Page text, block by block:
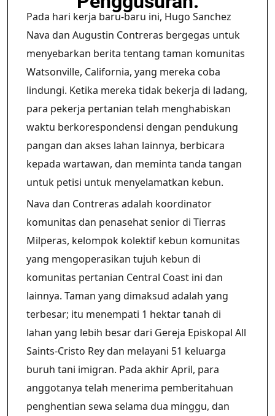
Pada hari kerja baru-baru ini, Hugo Sanchez
Nava dan Augustin Contreras bergegas untuk
menyebarkan berita tentang taman komunitas
Watsonville, California, yang mereka coba
lindungi. Ketika mereka tidak bekerja di ladang,
para pekerja pertanian telah menghabiskan
waktu berkorespondensi dengan pendukung
pangan dan akses lahan lainnya, berbicara
kepada wartawan, dan meminta tanda tangan
untuk petisi untuk menyelamatkan kebun.
Nava dan Contreras adalah koordinator
komunitas dan penasehat senior di Tierras
Milperas, kelompok kolektif kebun komunitas
yang mengoperasikan tujuh kebun di
komunitas pertanian Central Coast ini dan
lainnya. Taman yang dimaksud adalah yang
terbesar; itu menempati 1 hektar tanah di
lahan yang lebih besar dari Gereja Episkopal All
Saints-Cristo Rey dan melayani 51 keluarga
buruh tani imigran. Pada akhir April, para
anggotanya telah menerima pemberitahuan
penghentian sewa selama dua minggu, dan